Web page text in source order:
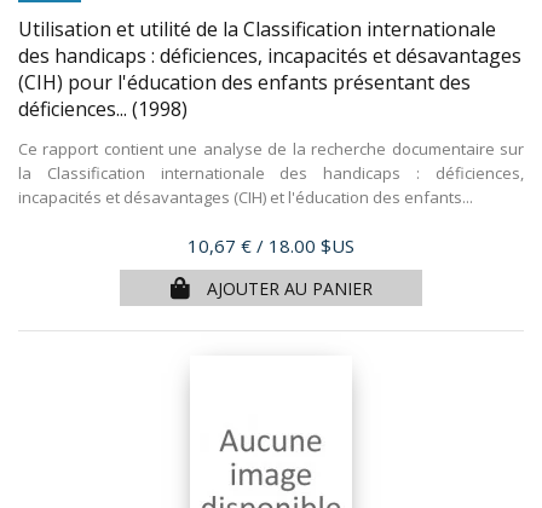
Utilisation et utilité de la Classification internationale
des handicaps : déficiences, incapacités et désavantages
(CIH) pour l'éducation des enfants présentant des
déficiences... (1998)
Ce rapport contient une analyse de la recherche documentaire sur
la Classification internationale des handicaps : déficiences,
incapacités et désavantages (CIH) et l'éducation des enfants...
Prix
10,67 € / 18.00 $US
AJOUTER AU PANIER